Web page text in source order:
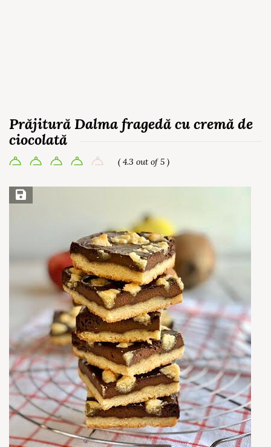
Prăjitură Dalma fragedă cu cremă de
ciocolată
( 4.3 out of 5 )
Save Recipe